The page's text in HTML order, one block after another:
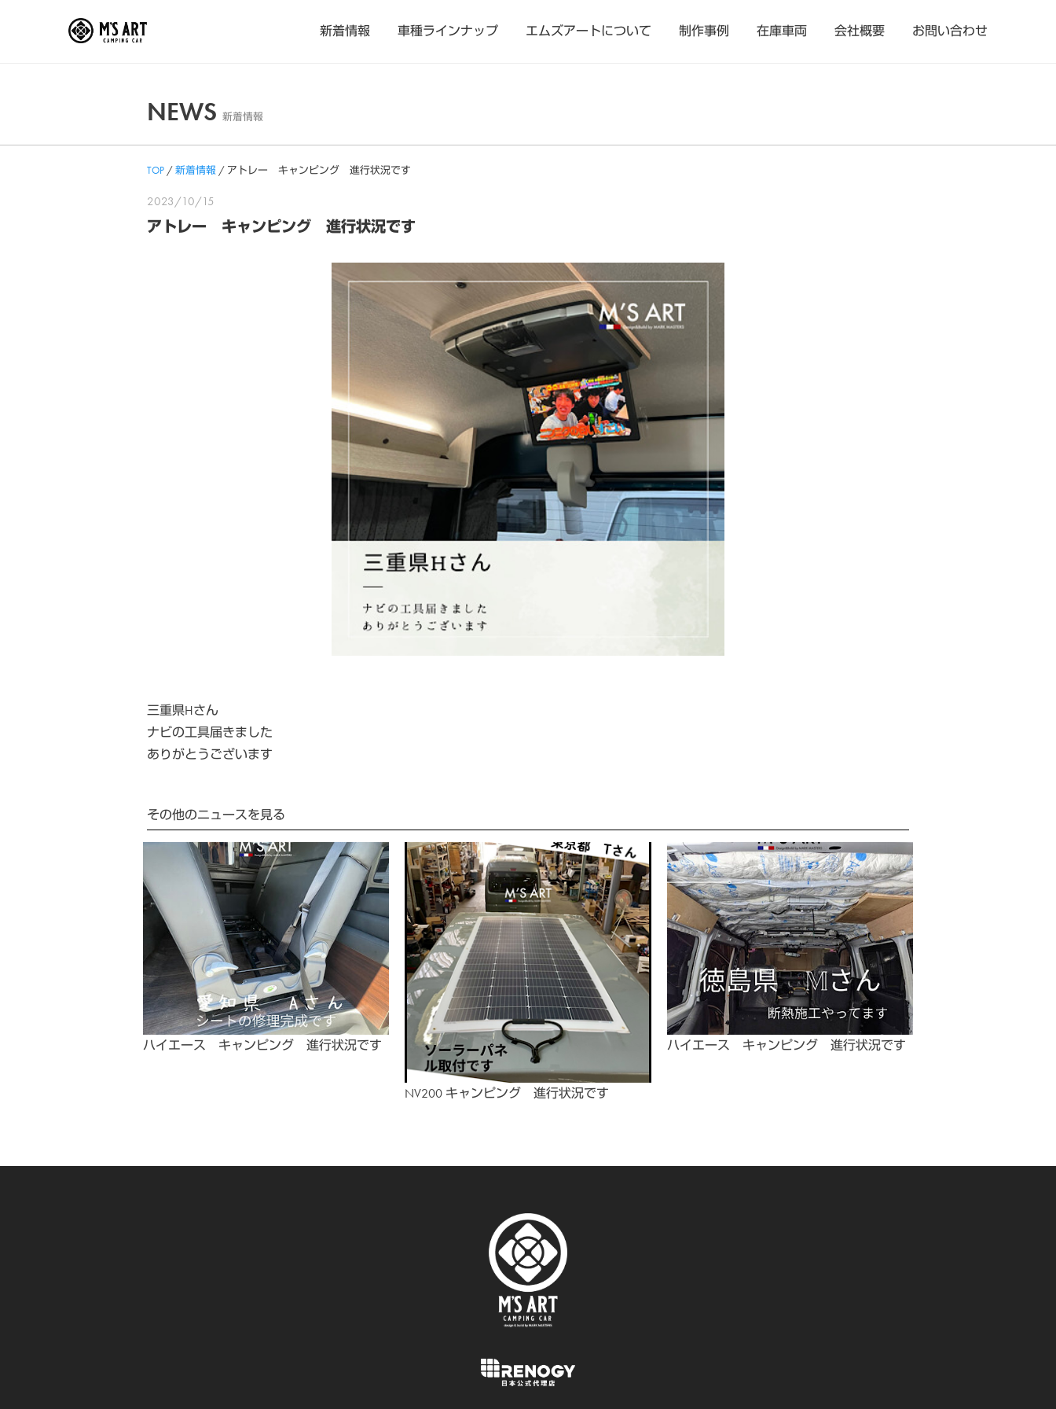
新着情報 車種ラインナップ エムズアートについて 制作事例 在庫車両 会社概要 お問い合わせ
NEWS 新着情報
TOP /新着情報 / アトレー キャンピング 進行状況です
2023/10/15
アトレー キャンピング 進行状況です
三重県Hさん
ナビの工具届きました
ありがとうございます
その他のニュースを見る
ハイエース キャンピング 進行状況です
NV200 キャンピング 進行状況です
ハイエース キャンピング 進行状況です